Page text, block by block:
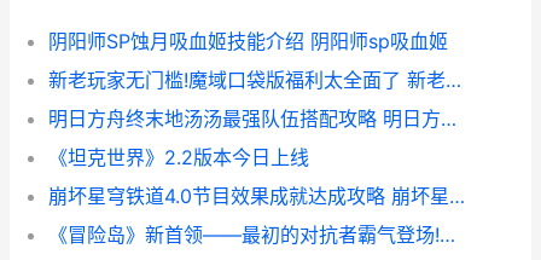
阴阳师SP蚀月吸血姬技能介绍 阴阳师sp吸血姬
新老玩家无门槛!魔域口袋版福利太全面了 新老玩家无门槛券怎么领
明日方舟终末地汤汤最强队伍搭配攻略 明日方舟终末地什么时候上线
《坦克世界》2.2版本今日上线
崩坏星穹铁道4.0节目效果成就达成攻略 崩坏星穹铁道4.0版本时间
《冒险岛》新首领——最初的对抗者霸气登场!挑战无极限! 冒险岛最新视频